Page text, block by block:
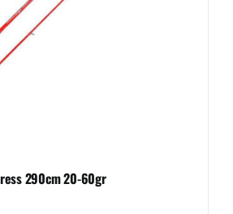
290cm 20-60gr